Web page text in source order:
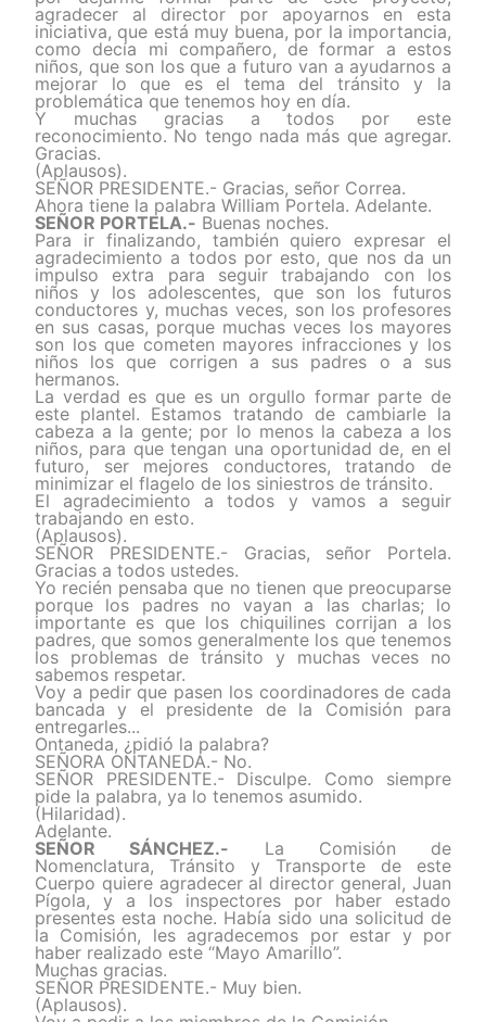
agradecer al director por apoyarnos en esta
iniciativa, que está muy buena, por la importancia,
como decía mi compañero, de formar a estos
niños, que son los que a futuro van a ayudarnos a
mejorar lo que es el tema del tránsito y la
problemática que tenemos hoy en día.
Y muchas gracias a todos por este
reconocimiento. No tengo nada más que agregar.
Gracias.
(Aplausos).
SEÑOR PRESIDENTE.- Gracias, señor Correa.
Ahora tiene la palabra William Portela. Adelante.
SEÑOR PORTELA.- Buenas noches.
Para ir finalizando, también quiero expresar el
agradecimiento a todos por esto, que nos da un
impulso extra para seguir trabajando con los
niños y los adolescentes, que son los futuros
conductores y, muchas veces, son los profesores
en sus casas, porque muchas veces los mayores
son los que cometen mayores infracciones y los
niños los que corrigen a sus padres o a sus
hermanos.
La verdad es que es un orgullo formar parte de
este plantel. Estamos tratando de cambiarle la
cabeza a la gente; por lo menos la cabeza a los
niños, para que tengan una oportunidad de, en el
futuro, ser mejores conductores, tratando de
minimizar el flagelo de los siniestros de tránsito.
El agradecimiento a todos y vamos a seguir
trabajando en esto.
(Aplausos).
SEÑOR PRESIDENTE.- Gracias, señor Portela.
Gracias a todos ustedes.
Yo recién pensaba que no tienen que preocuparse
porque los padres no vayan a las charlas; lo
importante es que los chiquilines corrijan a los
padres, que somos generalmente los que tenemos
los problemas de tránsito y muchas veces no
sabemos respetar.
Voy a pedir que pasen los coordinadores de cada
bancada y el presidente de la Comisión para
entregarles...
Ontaneda, ¿pidió la palabra?
SEÑORA ONTANEDA.- No.
SEÑOR PRESIDENTE.- Disculpe. Como siempre
pide la palabra, ya lo tenemos asumido.
(Hilaridad).
Adelante.
SEÑOR SÁNCHEZ.- La Comisión de
Nomenclatura, Tránsito y Transporte de este
Cuerpo quiere agradecer al director general, Juan
Pígola, y a los inspectores por haber estado
presentes esta noche. Había sido una solicitud de
la Comisión, les agradecemos por estar y por
haber realizado este “Mayo Amarillo”.
Muchas gracias.
SEÑOR PRESIDENTE.- Muy bien.
(Aplausos).